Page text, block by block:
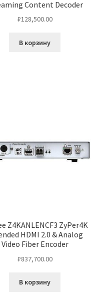
Content Decoder
₽128,500.00
В корзину
Z4KANLENCF3 ZyPer4K
HDMI 2.0 & Analog
Video Fiber Encoder
₽837,700.00
В корзину